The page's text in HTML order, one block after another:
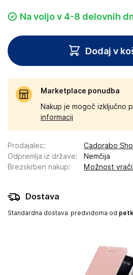
Na voljo v 4-8 delovnih
Dodaj v
Marketplace ponudba
Nakup je mogoč izključno
informacij
Prodajalec:
Cadorabo
Odpremlja iz države:
Nemčija
Brezskrben nakup: Možnost
Dostava
Standardna dostava predvidoma od